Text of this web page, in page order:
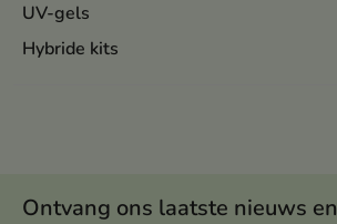
UV-gels
Hybride kits
Ontvang ons laatste nieuws en